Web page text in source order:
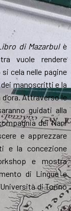
di Mazarbulè
vuole rendere
cela nelle pagine
manoscritti e la
Attraverso le
guidati alla
dei Nani
e apprezzare
e la concezione
e mostra
di Lingue e
di Torino